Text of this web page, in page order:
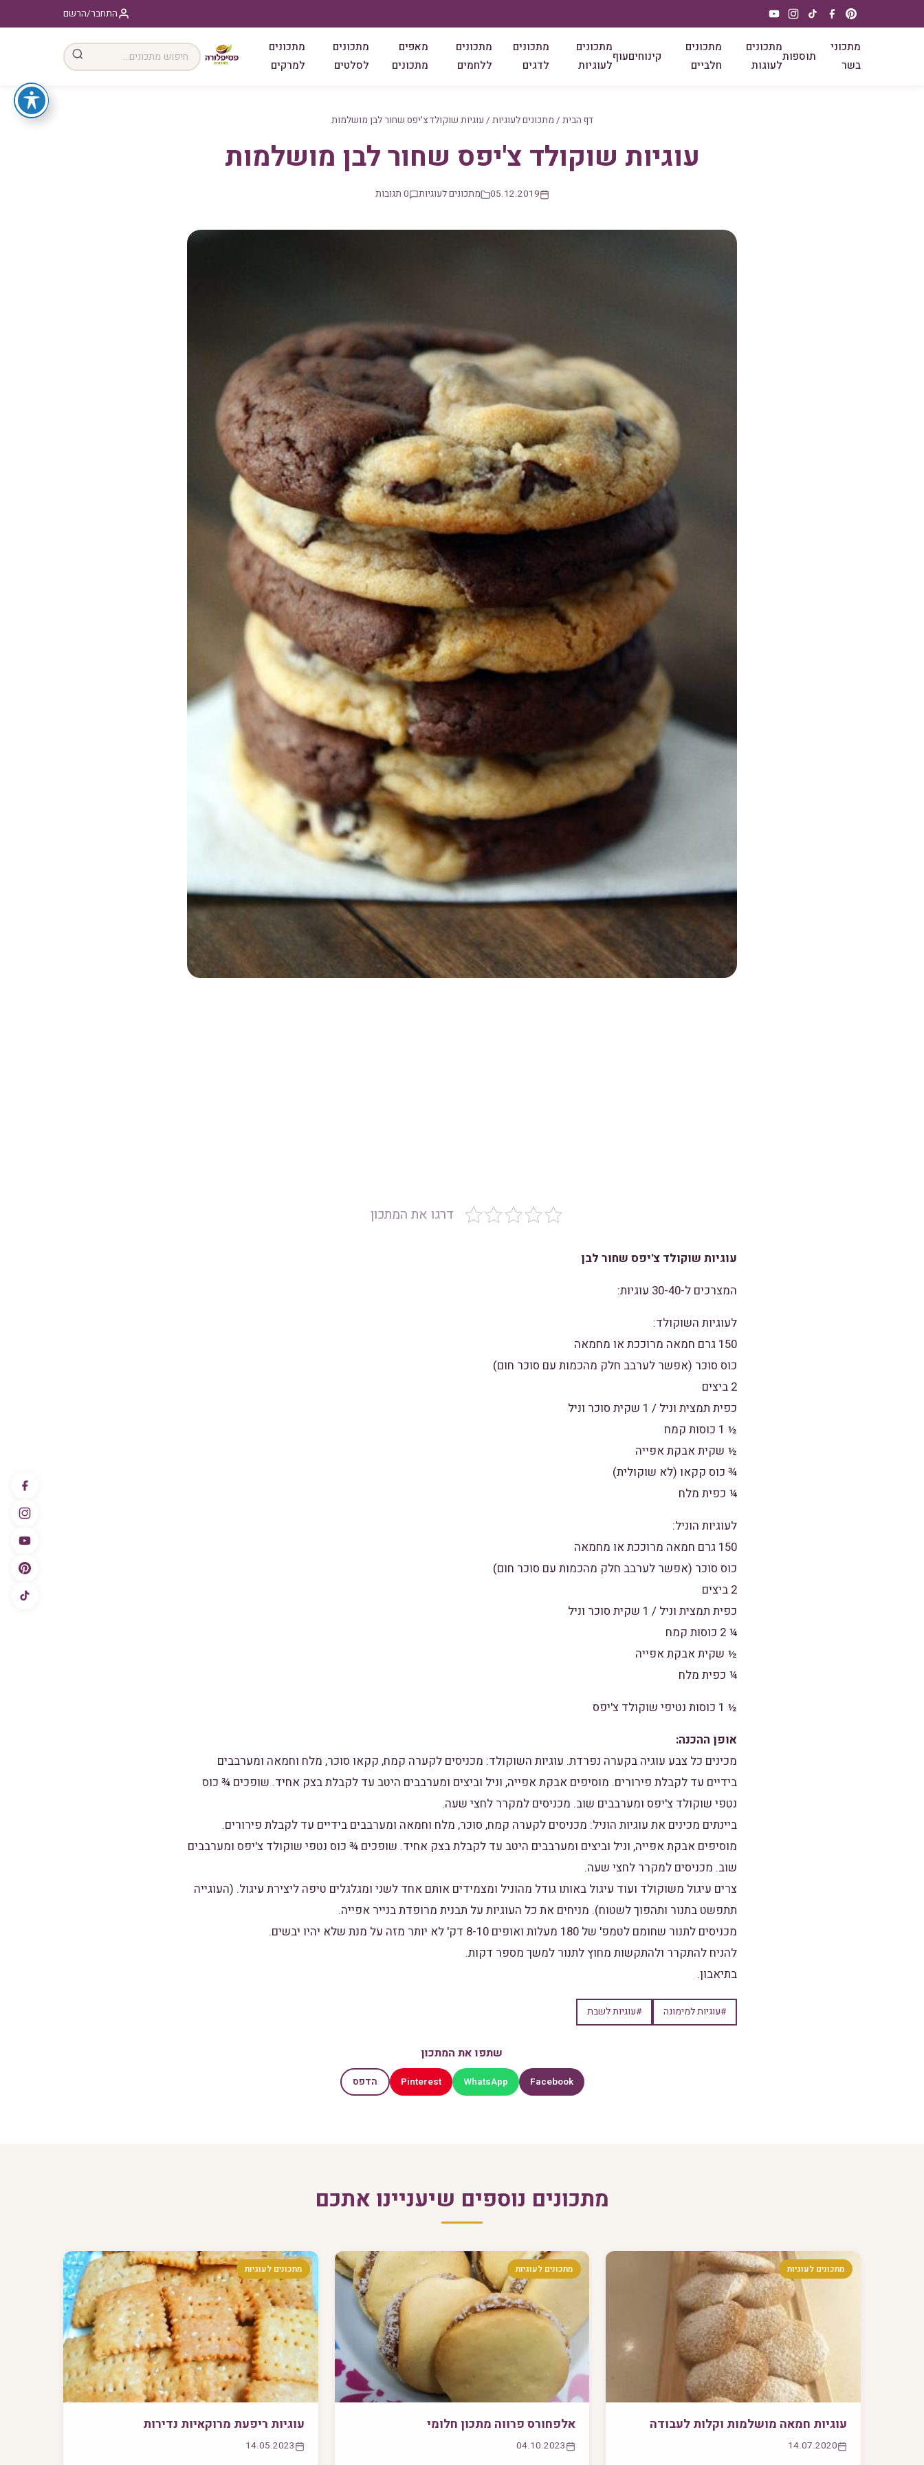
התחבר/הרשם
מתכוני
בשר
תוספות
מתכונים
לעוגות
מתכונים
חלביים
קינוחיםעוף
מתכונים
לעוגיות
מתכונים
לדגים
מתכונים
ללחמים
מאפים
מתכונים
מתכונים
לסלטים
מתכונים
למרקים
דף הבית / מתכונים לעוגיות / עוגיות שוקולד צ'יפס שחור לבן מושלמות
עוגיות שוקולד צ'יפס שחור לבן מושלמות
05.12.2019 מתכונים לעוגיות 0 תגובות
דרגו את המתכון
עוגיות שוקולד צ'יפס שחור לבן
המצרכים ל-30-40 עוגיות:
לעוגיות השוקולד:
150 גרם חמאה מרוככת או מחמאה
כוס סוכר (אפשר לערבב חלק מהכמות עם סוכר חום)
2 ביצים
כפית תמצית וניל / 1 שקית סוכר וניל
½ 1 כוסות קמח
½ שקית אבקת אפייה
¾ כוס קקאו (לא שוקולית)
¼ כפית מלח
לעוגיות הוניל:
150 גרם חמאה מרוככת או מחמאה
כוס סוכר (אפשר לערבב חלק מהכמות עם סוכר חום)
2 ביצים
כפית תמצית וניל / 1 שקית סוכר וניל
¼ 2 כוסות קמח
½ שקית אבקת אפייה
¼ כפית מלח
½ 1 כוסות נטיפי שוקולד צ'יפס
אופן ההכנה:
מכינים כל צבע עוגיה בקערה נפרדת. עוגיות השוקולד: מכניסים לקערה קמח, קקאו סוכר, מלח וחמאה ומערבבים
בידיים עד לקבלת פירורים. מוסיפים אבקת אפייה, וניל וביצים ומערבבים היטב עד לקבלת בצק אחיד. שופכים ¾ כוס
נטפי שוקולד צ'יפס ומערבבים שוב. מכניסים למקרר לחצי שעה.
ביינתים מכינים את עוגיות הוניל: מכניסים לקערה קמח, סוכר, מלח וחמאה ומערבבים בידיים עד לקבלת פירורים.
מוסיפים אבקת אפייה, וניל וביצים ומערבבים היטב עד לקבלת בצק אחיד. שופכים ¾ כוס נטפי שוקולד צ'יפס ומערבבים
שוב. מכניסים למקרר לחצי שעה.
צרים עיגול משוקולד ועוד עיגול באותו גודל מהוניל ומצמידים אותם אחד לשני ומגלגלים טיפה ליצירת עיגול. (העוגייה
תתפשט בתנור ותהפוך לשטוח). מניחים את כל העוגיות על תבנית מרופדת בנייר אפייה.
מכניסים לתנור שחומם לטמפ' של 180 מעלות ואופים 8-10 דק' לא יותר מזה על מנת שלא יהיו יבשים.
להניח להתקרר ולהתקשות מחוץ לתנור למשך מספר דקות.
בתיאבון.
#עוגיות למימונה #עוגיות לשבת
שתפו את המתכון
Facebook
WhatsApp
Pinterest הדפס
מתכונים נוספים שיעניינו אתכם
מתכונים לעוגיות
עוגיות חמאה מושלמות וקלות לעבודה
14.07.2020
מתכונים לעוגיות
אלפחורס פרווה מתכון חלומי
04.10.2023
מתכונים לעוגיות
עוגיות ריפעת מרוקאיות נדירות
14.05.2023